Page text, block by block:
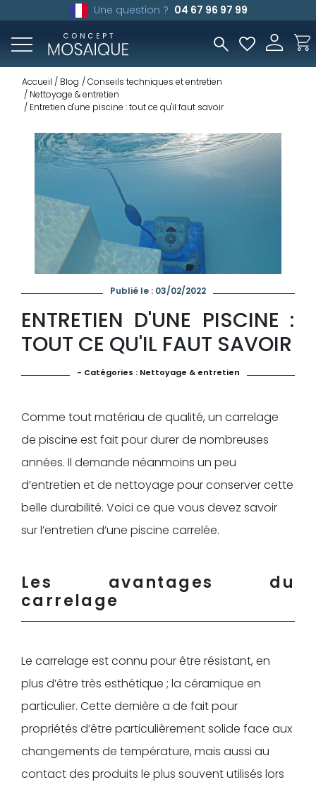
Une question ? 04 67 96 97 99
Accueil Blog
Conseils techniques et entretien
Nettoyage & entretien
Entretien d'une piscine : tout ce qu'il faut savoir
Publié le : 03/02/2022
ENTRETIEN D'UNE PISCINE :
TOUT CE QU'IL FAUT SAVOIR
- Catégories : Nettoyage & entretien
Comme tout matériau de qualité, un carrelage
de piscine est fait pour durer de nombreuses
années. Il demande néanmoins un peu
d’entretien et de nettoyage pour conserver cette
belle durabilité. Voici ce que vous devez savoir
sur l’entretien d’une piscine carrelée.
Les avantages du
carrelage
Le carrelage est connu pour être résistant, en
plus d’être très esthétique ; la céramique en
particulier. Cette dernière a de fait pour
propriétés d’être particulièrement solide face aux
changements de température, mais aussi au
contact des produits le plus souvent utilisés lors